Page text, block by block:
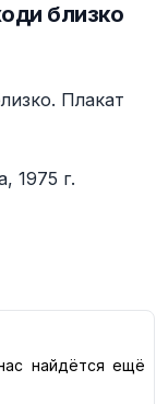
близко
Плакат
1975 г.
найдётся ещё